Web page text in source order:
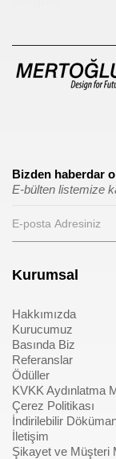
Bizden haberdar
E-bülten listemize
Kurumsal
Hakkımızda
Kurucumuz
Basında Biz
Referanslar
Ödüller
KVKK Aydınlatma
Çerez Politikası
İndirilebilir
İletişim
Şikayet ve Müşteri